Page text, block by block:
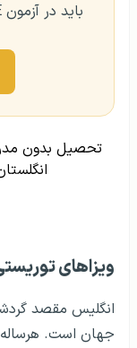
تحصیل بدون
ویزاهای
انگلیس مقصد
جهان است. هرساله